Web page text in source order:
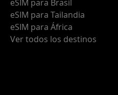
eSIM para Brasil
eSIM para Tailandia
eSIM para África
Ver todos los destinos